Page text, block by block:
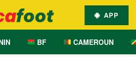
APP
BF CAMEROUN